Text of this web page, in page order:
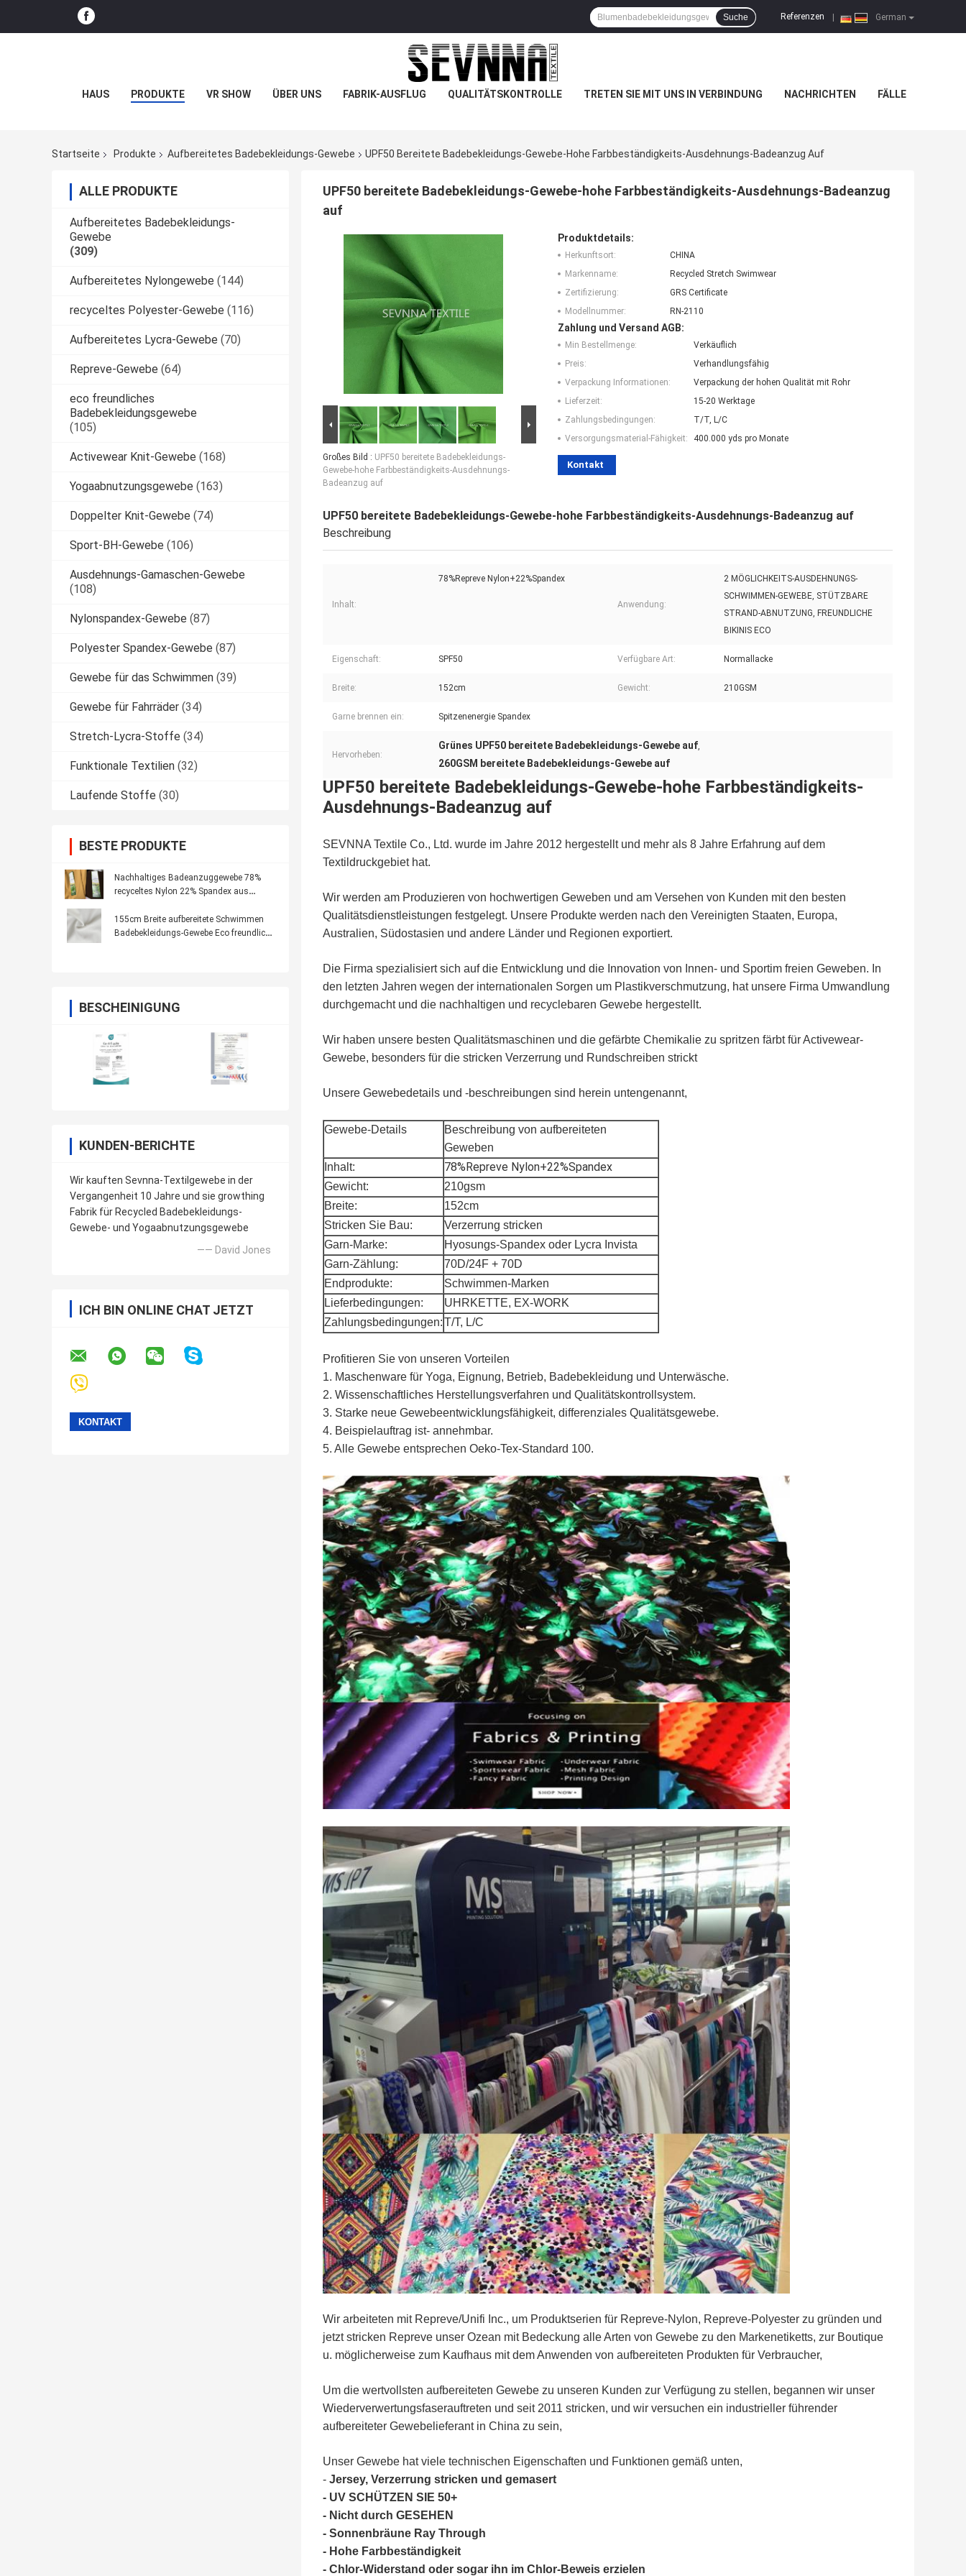
German
Referenzen
Suche
HAUS PRODUKTE VR SHOW ÜBER UNS FABRIK-AUSFLUG QUALITÄTSKONTROLLE TRETEN SIE MIT UNS IN VERBINDUNG NACHRICHTEN FÄLLE
Startseite Produkte Aufbereitetes Badebekleidungs-Gewebe UPF50 Bereitete Badebekleidungs-Gewebe-Hohe Farbbeständigkeits-Ausdehnungs-Badeanzug Auf
ALLE PRODUKTE
Aufbereitetes Badebekleidungs-
Gewebe
(309)
Aufbereitetes Nylongewebe (144)
recyceltes Polyester-Gewebe (116)
Aufbereitetes Lycra-Gewebe (70)
Repreve-Gewebe (64)
eco freundliches
Badebekleidungsgewebe
(105)
Activewear Knit-Gewebe (168)
Yogaabnutzungsgewebe (163)
Doppelter Knit-Gewebe (74)
Sport-BH-Gewebe (106)
Ausdehnungs-Gamaschen-Gewebe
(108)
Nylonspandex-Gewebe (87)
Polyester Spandex-Gewebe (87)
Gewebe für das Schwimmen (39)
Gewebe für Fahrräder (34)
Stretch-Lycra-Stoffe (34)
Funktionale Textilien (32)
Laufende Stoffe (30)
BESTE PRODUKTE
Nachhaltiges Badeanzuggewebe 78%
recyceltes Nylon 22% Spandex aus
155cm Breite aufbereitete Schwimmen
Badebekleidungs-Gewebe Eco freundliche
BESCHEINIGUNG
KUNDEN-BERICHTE
Wir kauften Sevnna-Textilgewebe in der
Vergangenheit 10 Jahre und sie growthing
Fabrik für Recycled Badebekleidungs-
Gewebe- und Yogaabnutzungsgewebe
—— David Jones
ICH BIN ONLINE CHAT JETZT
UPF50 bereitete Badebekleidungs-Gewebe-hohe Farbbeständigkeits-Ausdehnungs-Badeanzug
auf
Großes Bild : UPF50 bereitete Badebekleidungs-
Gewebe-hohe Farbbeständigkeits-Ausdehnungs-
Badeanzug auf
Produktdetails:
Herkunftsort:
CHINA
Markenname:
Recycled Stretch Swimwear
Zertifizierung:
GRS Certificate
Modellnummer:
RN-2110
Zahlung und Versand AGB:
Min Bestellmenge:
Verkäuflich
Preis:
Verhandlungsfähig
Verpackung Informationen:
Verpackung der hohen Qualität mit Rohr
Lieferzeit:
15-20 Werktage
Zahlungsbedingungen:
T/T, L/C
Versorgungsmaterial-Fähigkeit:
400.000 yds pro Monate
Kontakt
UPF50 bereitete Badebekleidungs-Gewebe-hohe Farbbeständigkeits-Ausdehnungs-Badeanzug auf
Beschreibung
Inhalt:
78%Repreve Nylon+22%Spandex
Anwendung:
2 MÖGLICHKEITS-AUSDEHNUNGS-
SCHWIMMEN-GEWEBE, STÜTZBARE
STRAND-ABNUTZUNG, FREUNDLICHE
BIKINIS ECO
Eigenschaft: SPF50 Verfügbare Art: Normallacke
Breite: 152cm Gewicht: 210GSM
Garne brennen ein: Spitzenenergie Spandex
Hervorheben:
Grünes UPF50 bereitete Badebekleidungs-Gewebe auf,
260GSM bereitete Badebekleidungs-Gewebe auf
UPF50 bereitete Badebekleidungs-Gewebe-hohe Farbbeständigkeits-
Ausdehnungs-Badeanzug auf
SEVNNA Textile Co., Ltd. wurde im Jahre 2012 hergestellt und mehr als 8 Jahre Erfahrung auf dem
Textildruckgebiet hat.
Wir werden am Produzieren von hochwertigen Geweben und am Versehen von Kunden mit den besten
Qualitätsdienstleistungen festgelegt. Unsere Produkte werden nach den Vereinigten Staaten, Europa,
Australien, Südostasien und andere Länder und Regionen exportiert.
Die Firma spezialisiert sich auf die Entwicklung und die Innovation von Innen- und Sportim freien Geweben. In
den letzten Jahren wegen der internationalen Sorgen um Plastikverschmutzung, hat unsere Firma Umwandlung
durchgemacht und die nachhaltigen und recyclebaren Gewebe hergestellt.
Wir haben unsere besten Qualitätsmaschinen und die gefärbte Chemikalie zu spritzen färbt für Activewear-
Gewebe, besonders für die stricken Verzerrung und Rundschreiben strickt
Unsere Gewebedetails und -beschreibungen sind herein untengenannt,
Gewebe-Details
Beschreibung von aufbereiteten
Geweben
Inhalt:
78%Repreve Nylon+22%Spandex
Gewicht:
210gsm
Breite:
152cm
Stricken Sie Bau:
Verzerrung stricken
Garn-Marke:
Hyosungs-Spandex oder Lycra Invista
Garn-Zählung:
70D/24F + 70D
Endprodukte:
Schwimmen-Marken
Lieferbedingungen:
UHRKETTE, EX-WORK
Zahlungsbedingungen:T/T, L/C
Profitieren Sie von unseren Vorteilen
1. Maschenware für Yoga, Eignung, Betrieb, Badebekleidung und Unterwäsche.
2. Wissenschaftliches Herstellungsverfahren und Qualitätskontrollsystem.
3. Starke neue Gewebeentwicklungsfähigkeit, differenziales Qualitätsgewebe.
4. Beispielauftrag ist- annehmbar.
5. Alle Gewebe entsprechen Oeko-Tex-Standard 100.
Wir arbeiteten mit Repreve/Unifi Inc., um Produktserien für Repreve-Nylon, Repreve-Polyester zu gründen und
jetzt stricken Repreve unser Ozean mit Bedeckung alle Arten von Gewebe zu den Markenetiketts, zur Boutique
u. möglicherweise zum Kaufhaus mit dem Anwenden von aufbereiteten Produkten für Verbraucher,
Um die wertvollsten aufbereiteten Gewebe zu unseren Kunden zur Verfügung zu stellen, begannen wir unser
Wiederverwertungsfaserauftreten und seit 2011 stricken, und wir versuchen ein industrieller führender
aufbereiteter Gewebelieferant in China zu sein,
Unser Gewebe hat viele technischen Eigenschaften und Funktionen gemäß unten,
- Jersey, Verzerrung stricken und gemasert
- UV SCHÜTZEN SIE 50+
- Nicht durch GESEHEN
- Sonnenbräune Ray Through
- Hohe Farbbeständigkeit
- Chlor-Widerstand oder sogar ihn im Chlor-Beweis erzielen